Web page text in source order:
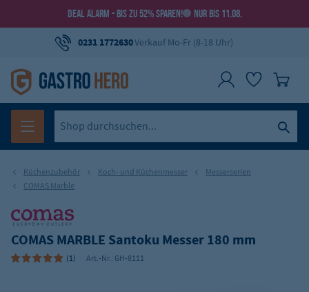
DEAL ALARM - BIS ZU 52% SPAREN! NUR BIS 11.08.
0231 1772630Verkauf Mo-Fr (8-18 Uhr)
Küchenzubehör Koch- und Küchenmesser
Messerserien
COMAS Marble
COMAS MARBLE Santoku Messer 180 mm
(1) Art.-Nr.: GH-8111